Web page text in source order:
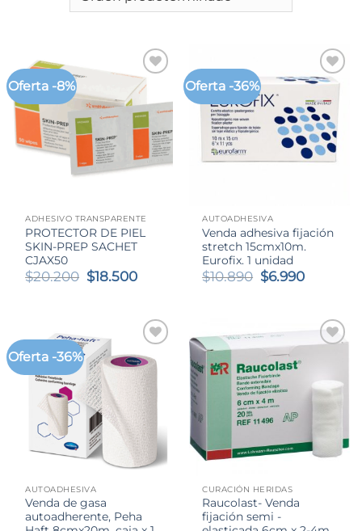
Oferta -8%
ADHESIVO TRANSPARENTE
PROTECTOR DE PIEL
SKIN-PREP SACHET
CJAX50
$20.200 El
$20.200.
$18.500El
es:
$18.500.
Oferta -36%
AUTOADHESIVA
Venda adhesiva fijación
stretch 15cmx10m.
Eurofix. 1 unidad
$10.890 El
$10.890.
$6.990El
$6.990.
Oferta -36%
AUTOADHESIVA
Venda de gasa
autoadherente, Peha
CURACIÓN HERIDAS
Raucolast- Venda
fijación semi -